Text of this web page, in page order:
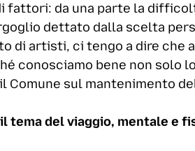
fattori: da una parte la
dettato dalla scelta
di artisti, ci tengo a dire che
conosciamo bene non solo
sul mantenimento
tema del viaggio, mentale e